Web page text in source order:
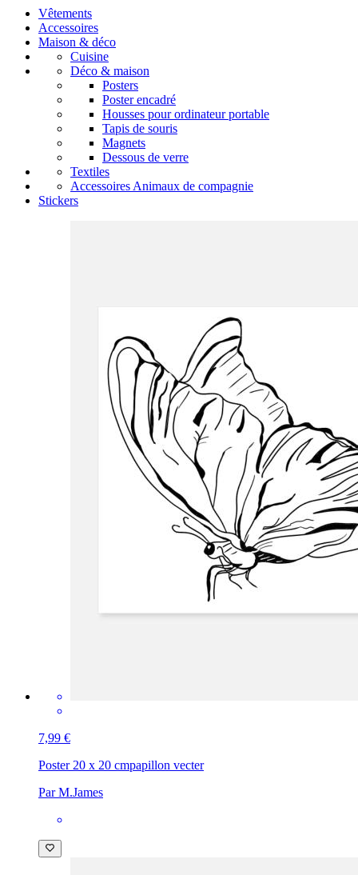
Vêtements
Accessoires
Maison & déco
Cuisine
Déco & maison
Posters
Poster encadré
Housses pour ordinateur portable
Tapis de souris
Magnets
Dessous de verre
Textiles
Accessoires Animaux de compagnie
Stickers
7,99 €
Poster 20 x 20 cmpapillon vecter
Par M.James